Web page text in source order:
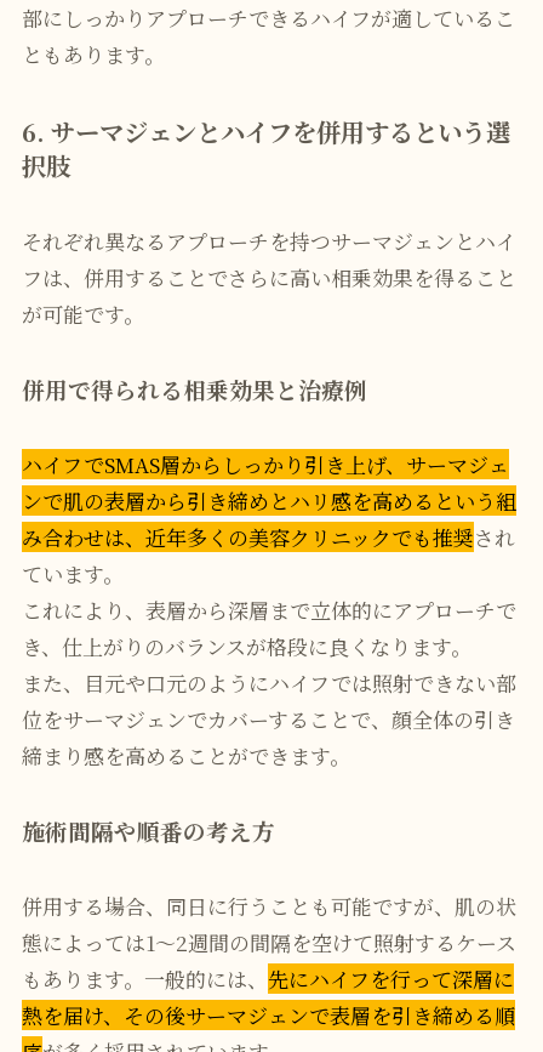
部にしっかりアプローチできるハイフが適しているこ
ともあります。
6. サーマジェンとハイフを併用するという選
択肢
それぞれ異なるアプローチを持つサーマジェンとハイ
フは、併用することでさらに高い相乗効果を得ること
が可能です。
併用で得られる相乗効果と治療例
ハイフでSMAS層からしっかり引き上げ、サーマジェ
ンで肌の表層から引き締めとハリ感を高めるという組
み合わせは、近年多くの美容クリニックでも推奨され
ています。
これにより、表層から深層まで立体的にアプローチで
き、仕上がりのバランスが格段に良くなります。
また、目元や口元のようにハイフでは照射できない部
位をサーマジェンでカバーすることで、顔全体の引き
締まり感を高めることができます。
施術間隔や順番の考え方
併用する場合、同日に行うことも可能ですが、肌の状
態によっては1〜2週間の間隔を空けて照射するケース
もあります。一般的には、 先にハイフを行って深層に
熱を届け、その後サーマジェンで表層を引き締める順